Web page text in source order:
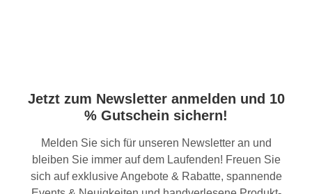
Jetzt zum Newsletter anmelden und 10
% Gutschein sichern!
Melden Sie sich für unseren Newsletter an und
bleiben Sie immer auf dem Laufenden! Freuen Sie
sich auf exklusive Angebote & Rabatte, spannende